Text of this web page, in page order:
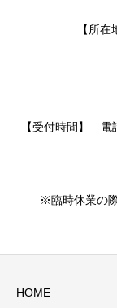
【所
【受付時間】
※臨時休業の
HOME